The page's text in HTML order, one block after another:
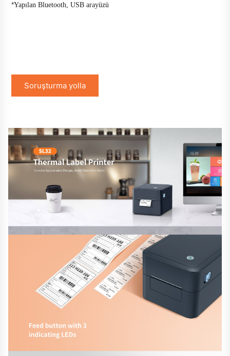
*Yapılan Bluetooth, USB arayüzü
Soruşturma yolla